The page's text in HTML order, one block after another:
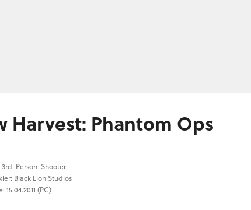
Harvest: Phantom Ops
3rd-Person-Shooter
Black Lion Studios
15.04.2011 (PC)